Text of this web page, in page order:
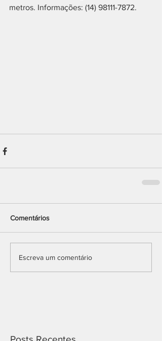
metros. Informações: (14) 98111-7872.
Comentários
Escreva um comentário